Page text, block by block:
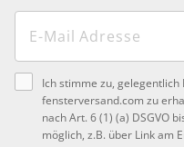
Ich stimme zu,
fensterversand.com zu
nach Art. 6 (1) (a) DSGVO
möglich, z.B. über Link am